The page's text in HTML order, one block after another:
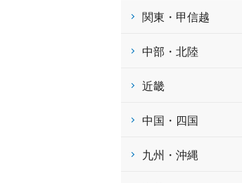
関東・甲信越
中部・北陸
近畿
中国・四国
九州・沖縄